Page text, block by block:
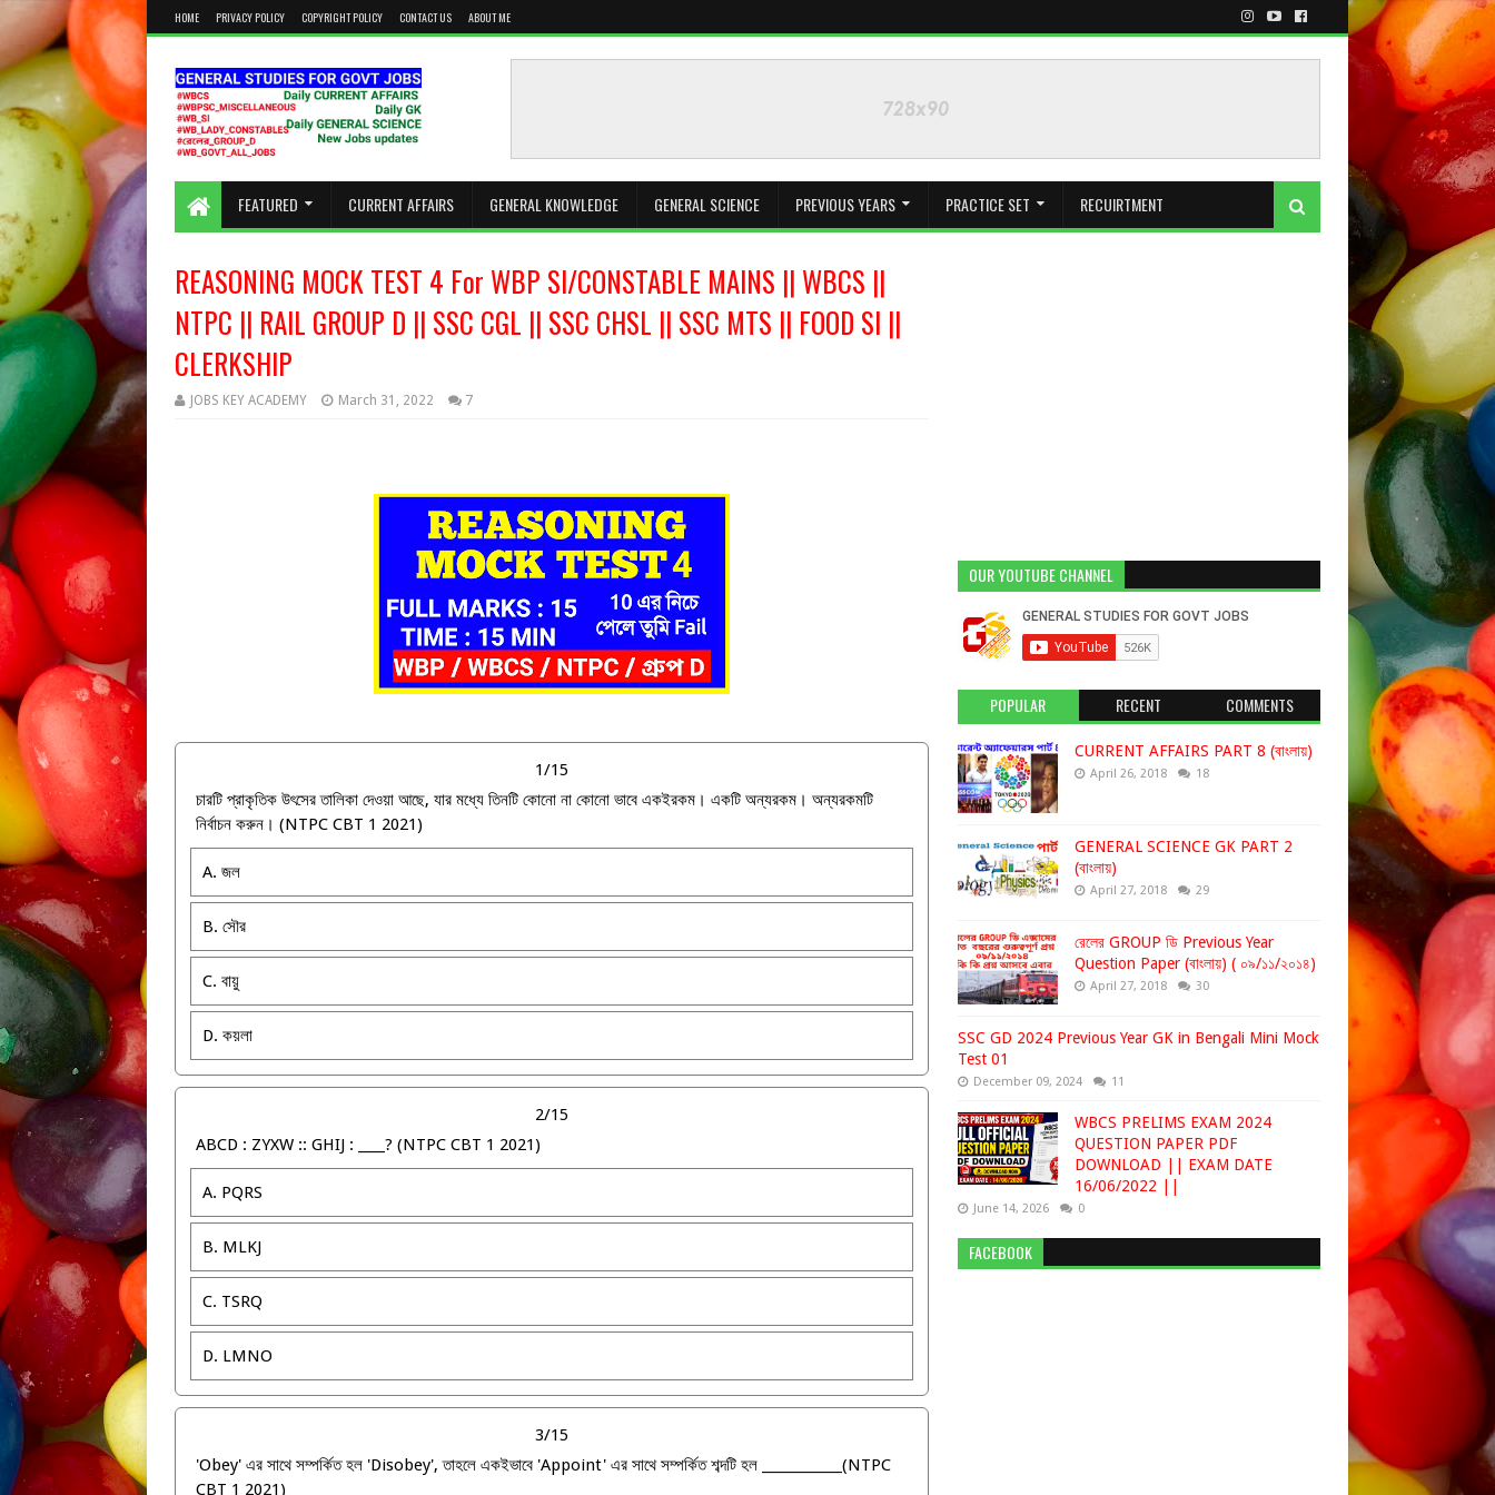
HOME PRIVACY POLICY COPYRIGHT POLICY CONTACT US ABOUT ME
KEEP CALM AND STUDY HARD
FEATURED CURRENT AFFAIRS GENERAL KNOWLEDGE GENERAL SCIENCE PREVIOUS YEARS PRACTICE SET RECUIRTMENT
REASONING MOCK TEST 4 For WBP SI/CONSTABLE MAINS || WBCS ||
NTPC || RAIL GROUP D || SSC CGL || SSC CHSL || SSC MTS || FOOD SI ||
CLERKSHIP
JOBS KEY ACADEMY March 31, 2022 7
1/15
চারটি প্রাকৃতিক উৎসের তালিকা দেওয়া আছে, যার মধ্যে তিনটি কোনো না কোনো ভাবে একইরকম। একটি অন্যরকম। অন্যরকমটি
নির্বাচন করুন। (NTPC CBT 1 2021)
A. জল
B. সৌর
C. বায়ু
D. কয়লা
2/15
ABCD : ZYXW :: GHIJ : ____? (NTPC CBT 1 2021)
A. PQRS
B. MLKJ
C. TSRQ
D. LMNO
3/15
'Obey' এর সাথে সম্পর্কিত হল 'Disobey', তাহলে একইভাবে 'Appoint' এর সাথে সম্পর্কিত শব্দটি হল ____________(NTPC
CBT 1 2021)
OUR YOUTUBE CHANNEL
POPULAR RECENT COMMENTS
CURRENT AFFAIRS PART 8 (বাংলায়)
April 26, 2018 18
GENERAL SCIENCE GK PART 2
(বাংলায়)
April 27, 2018 29
রেলের GROUP ডি Previous Year
Question Paper (বাংলায়) ( ০৯/১১/২০১৪)
April 27, 2018 30
SSC GD 2024 Previous Year GK in Bengali Mini Mock
Test 01
December 09, 2024 11
WBCS PRELIMS EXAM 2024
QUESTION PAPER PDF
DOWNLOAD || EXAM DATE
16/06/2022 ||
June 14, 2026 0
FACEBOOK